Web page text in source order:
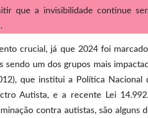
que a invisibilidade continue
crucial, já que 2024 foi
sendo um dos grupos mais
que institui a Política
Autista, e a recente Lei
contra autistas, são alguns